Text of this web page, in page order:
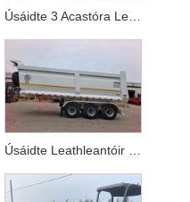
Úsáidte 3 Acastóra Leantóir Leathleaba Íseal
Úsáidte Leathleantóir Coimeádán Flatbed 40ft